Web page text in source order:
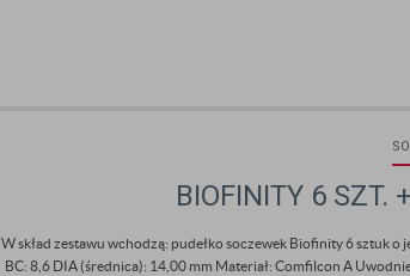
BIOFINITY 6 SZT.
W skład zestawu wchodzą: pudełko soczewek Biofinity 6 sztuk
BC: 8,6 DIA (średnica): 14,00 mm Materiał: Comfilcon A